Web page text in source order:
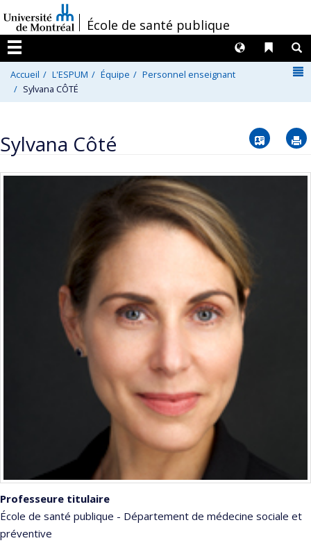
au
contenu
/École de santé publique
Menu
Liens
Langues
Accueil L'ESPUM Équipe
Personnel enseignant
Sylvana CÔTÉ
Sylvana Côté Vcard
Professeure titulaire
École de santé publique - Département de médecine sociale et
préventive